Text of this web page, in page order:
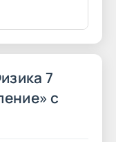
7
с